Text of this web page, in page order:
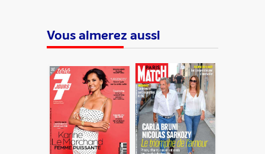
Dékuple), responsable de traitement, pour donner suite à
votre demande de recommandation auprès de votre ami.
Votre adresse email et celle de votre ami ne sont utilisées que
pour cet envoi à la suite duquel elles seront
automatiquement supprimées. Pour en savoir plus, consultez
notre rubrique "
Données personnelles".
Vous aimerez aussi